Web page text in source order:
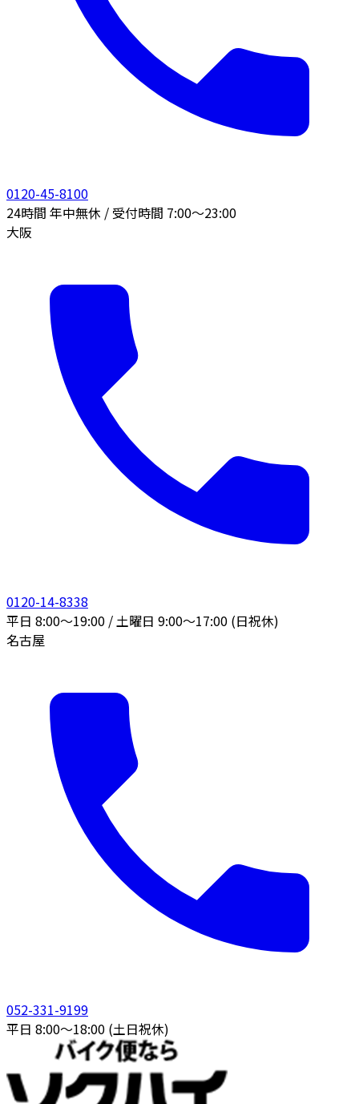
0120-45-8100
24時間 年中無休 / 受付時間 7:00〜23:00
大阪
0120-14-8338
平日 8:00〜19:00 / 土曜日 9:00〜17:00 (日祝休)
名古屋
052-331-9199
平日 8:00〜18:00 (土日祝休)